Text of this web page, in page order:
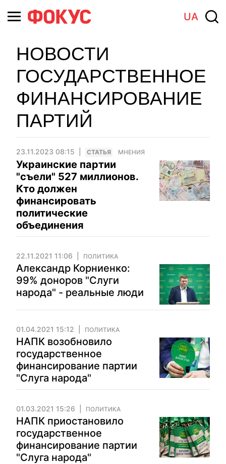
UA
НОВОСТИ
ГОСУДАРСТВЕННОЕ
ФИНАНСИРОВАНИЕ
ПАРТИЙ
23.11.2023 08:15 CТАТЬЯ МНЕНИЯ
Украинские партии
"съели" 527 миллионов.
Кто должен
финансировать
политические
объединения
22.11.2021 11:06 ПОЛИТИКА
Александр Корниенко:
99% доноров "Слуги
народа" - реальные люди
01.04.2021 15:12 ПОЛИТИКА
НАПК возобновило
государственное
финансирование партии
"Слуга народа"
01.03.2021 15:26 ПОЛИТИКА
НАПК приостановило
государственное
финансирование партии
"Слуга народа"